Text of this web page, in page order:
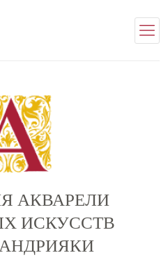
АКВАРЕЛИ
ИСКУССТВ